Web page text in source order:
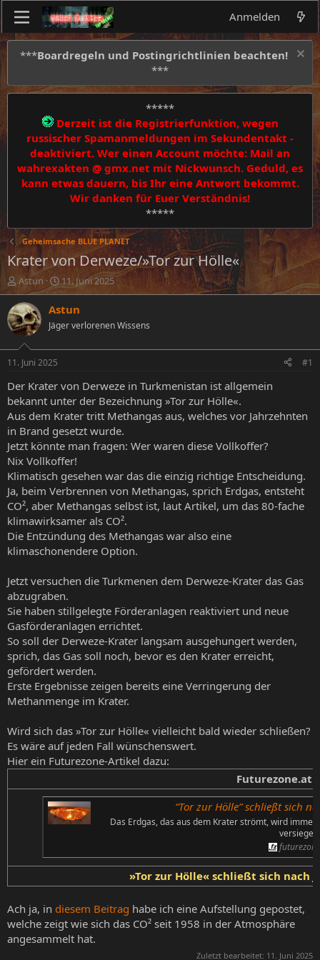
Anmelden
***Boardregeln und Postingrichtlinien beachten!
***
*****
Derzeit ist die Registrierfunktion, wegen
russischer Spamanmeldungen im Sekundentakt -
deaktiviert. Wer einen Account möchte: Mail an
wahrexakten @ gmx.net mit Nickwunsch. Geduld, es
kann etwas dauern, bis Ihr eine Antwort bekommt.
Wir danken für Euer Verständnis!
*****
Geheimsache BLUE PLANET
Krater von Derweze/»Tor zur Hölle«
E
r
s
t
e
l
e
r
Astun
E
r
s
e
a
m
11. Juni 2025
Astun
Jäger verlorenen Wissens
11. Juni 2025 #1
Der Krater von Derweze in Turkmenistan ist allgemein
bekannt unter der Bezeichnung »Tor zur Hölle«.
Aus dem Krater tritt Methangas aus, welches vor Jahrzehnten
in Brand gesetzt wurde.
Jetzt könnte man fragen: Wer waren diese Vollkoffer?
Nix Vollkoffer!
Klimatisch gesehen war das die einzig richtige Entscheidung.
Ja, beim Verbrennen von Methangas, sprich Erdgas, entsteht
CO², aber Methangas selbst ist, laut Artikel, um das 80-fache
klimawirksamer als CO².
Die Entzündung des Methangas war also eine
klimaschonendere Option.
Jetzt versuchen die Turkmenen dem Derweze-Krater das Gas
abzugraben.
Sie haben stillgelegte Förderanlagen reaktiviert und neue
Gasförderanlagen errichtet.
So soll der Derweze-Krater langsam ausgehungert werden,
sprich, das Gas soll noch, bevor es den Krater erreicht,
gefördert werden.
Erste Ergebnisse zeigen bereits eine Verringerung der
Methanmenge im Krater.
Wird sich das »Tor zur Hölle« vielleicht bald wieder schließen?
Es wäre auf jeden Fall wünschenswert.
Hier ein Futurezone-Artikel dazu:
Futurezone.at
“Tor zur Hölle” schließt sich
Das Erdgas, das aus dem Krater strömt, wird
versiegen.
»Tor zur Hölle« schließt sich nach
Ach ja, in diesem Beitrag habe ich eine Aufstellung gepostet,
welche zeigt wie sich das CO² seit 1958 in der Atmosphäre
angesammelt hat.
Zuletzt bearbeitet: 11. Juni 2025